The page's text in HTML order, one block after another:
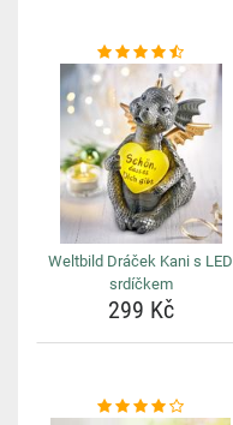
Weltbild Dráček Kani s LED
srdíčkem
299 Kč